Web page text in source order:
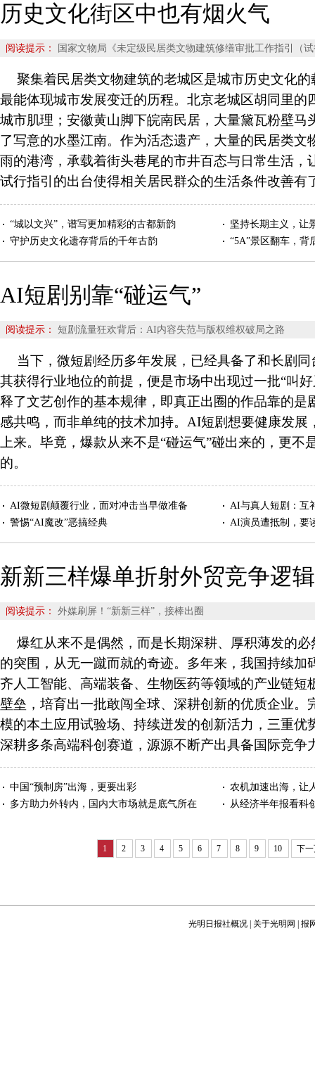
历史文化街区中也有烟火气
阅读提示： 国家文物局《未定级民居类文物建筑修缮审批工作指引（
聚集着民居类文物建筑的老城区是城市历史文化的
最能体现城市发展变迁的历程。北京老城区胡同里的
城市肌理；安徽黄山脚下皖南民居，大量黛瓦粉壁马
了写意的水墨江南。作为活态遗产，大量的民居类文
雨的港湾，承载着街头巷尾的市井百态与日常生活，
试行指引的出台使得相关居民群众的生活条件改善有
“城以文兴”，谱写更加精彩的古都新韵
坚持长期主义，让
守护历史文化遗存背后的千年古韵
“5A”景区翻车，背
AI短剧别靠“碰运气”
阅读提示： 短剧流量狂欢背后：AI内容失范与版权维权破局之路
当下，微短剧经历多年发展，已经具备了和长剧
其获得行业地位的前提，便是市场中出现过一批“叫
释了文艺创作的基本规律，即真正出圈的作品靠的是
感共鸣，而非单纯的技术加持。AI短剧想要健康发展
上来。毕竟，爆款从来不是“碰运气”碰出来的，更不
的。
AI微短剧颠覆行业，面对冲击当早做准备
AI与真人短剧：互
警惕“AI魔改”恶搞经典
AI演员遭抵制，要
新新三样爆单折射外贸竞争逻
阅读提示： 外媒刷屏！“新新三样”，接棒出圈
爆红从来不是偶然，而是长期深耕、厚积薄发的
的突围，从无一蹴而就的奇迹。多年来，我国持续加
齐人工智能、高端装备、生物医药等领域的产业链短
壁垒，培育出一批敢闯全球、深耕创新的优质企业。
模的本土应用试验场、持续迸发的创新活力，三重优
深耕多条高端科创赛道，源源不断产出具备国际竞争
中国“预制房”出海，更要出彩
农机加速出海，让
多方助力外转内，国内大市场就是底气所在
从经济半年报看科
1 2 3 4 5 6 7 8 9 10 下
光明日报社概况 关于光明网 报